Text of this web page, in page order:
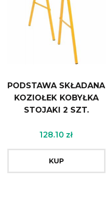
PODSTAWA SKŁADANA
KOZIOŁEK KOBYŁKA
STOJAKI 2 SZT.
128.10 zł
KUP